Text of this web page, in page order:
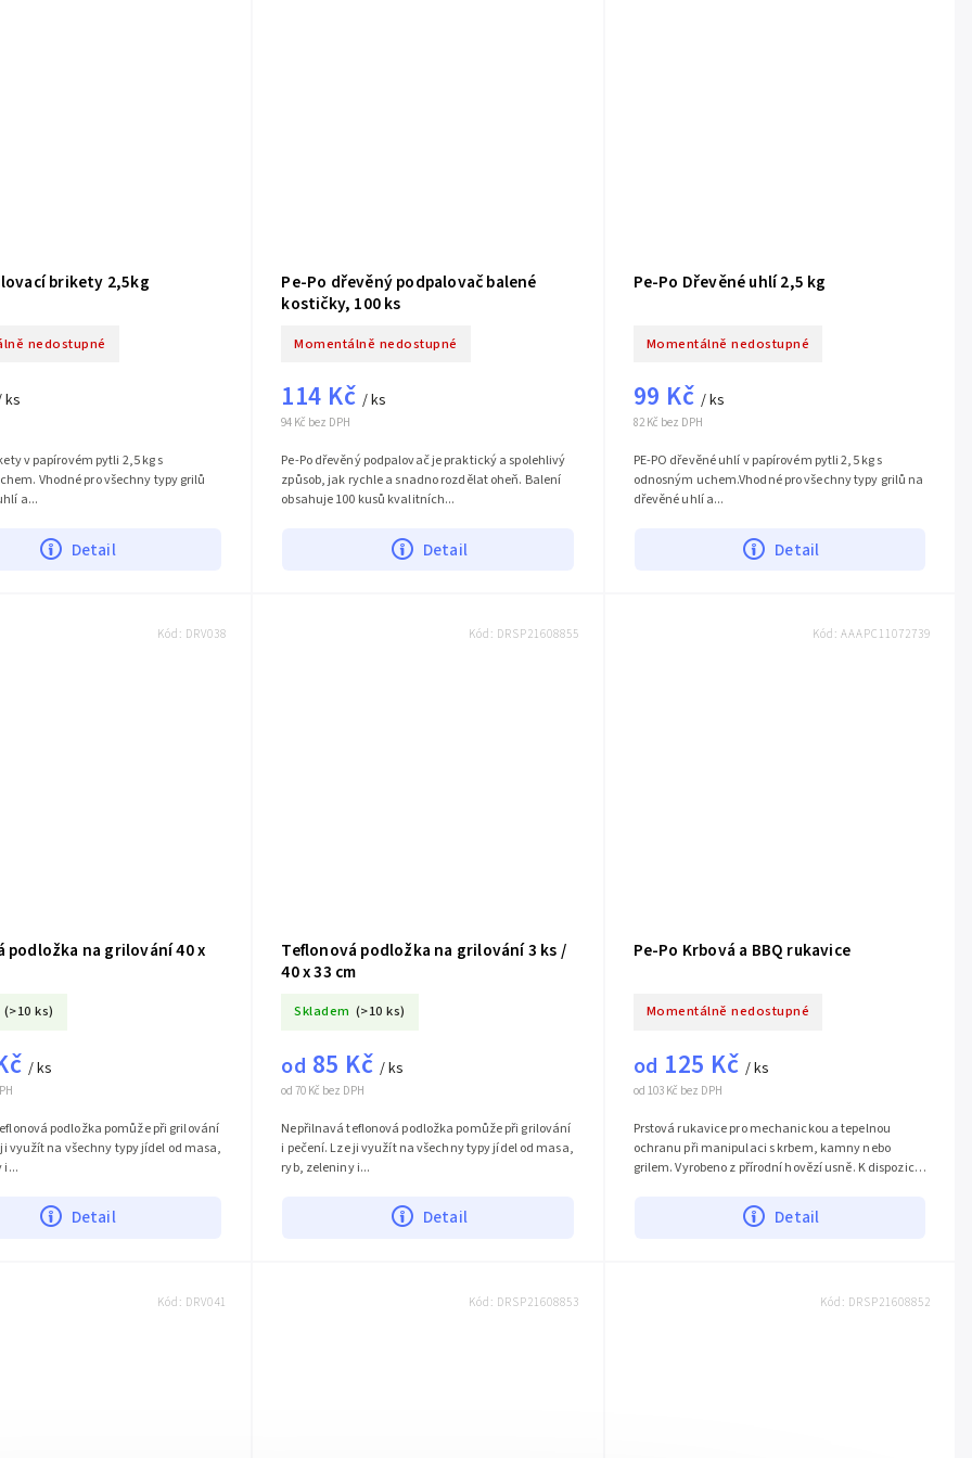
brikety 2,5kg
nedostupné
ks
Detail
v papírovém pytli 2,5 kg s
Vhodné pro všechny typy grilů
a...
Pe-Po dřevěný podpalovač balené
kostičky, 100 ks
Momentálně nedostupné
94 Kč bez DPH
114 Kč / ks
Detail
Pe-Po dřevěný podpalovač je praktický a spolehlivý
způsob, jak rychle a snadno rozdělat oheň. Balení
obsahuje 100 kusů kvalitních...
Pe-Po Dřevěné uhlí 2,5 kg
Momentálně nedostupné
82 Kč bez DPH
99 Kč / ks
Detail
PE-PO dřevěné uhlí v papírovém pytli 2,5 kg s
odnosným uchem.Vhodné pro všechny typy grilů na
dřevěné uhlí a...
podložka na grilování 40 x
(>10 ks)
/ ks
Detail
podložka pomůže při grilování
ji využít na všechny typy jídel od masa,
i...
Kód: DRV038
Teflonová podložka na grilování 3 ks /
40 x 33 cm
Skladem (>10 ks)
od 70 Kč bez DPH
od 85 Kč / ks
Detail
Nepřilnavá teflonová podložka pomůže při grilování
i pečení. Lze ji využít na všechny typy jídel od masa,
ryb, zeleniny i...
Kód: DRSP21608855
Pe-Po Krbová a BBQ rukavice
Momentálně nedostupné
od 103 Kč bez DPH
od 125 Kč / ks
Detail
Prstová rukavice pro mechanickou a tepelnou
ochranu při manipulaci s krbem, kamny nebo
grilem. Vyrobeno z přírodní hovězí usně. K dispozici
Kód: AAAPC11072739
Kód: DRV041 Kód: DRSP21608853 Kód: DRSP21608852